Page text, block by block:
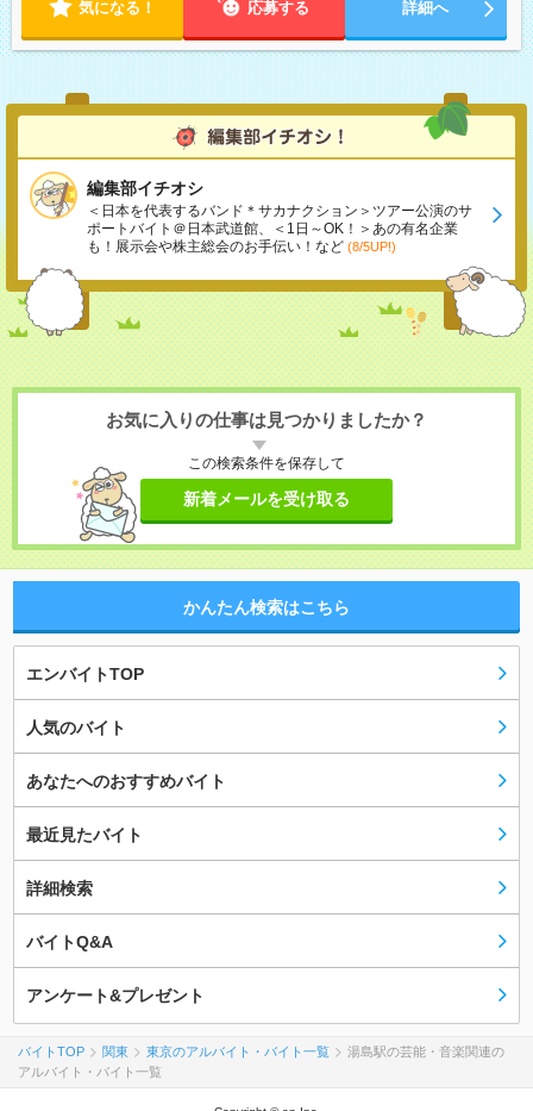
気になる！ 応募する 詳細へ
編集部イチオシ
＜日本を代表するバンド＊サカナクション＞ツアー公演のサ
ポートバイト＠日本武道館、＜1日～OK！＞あの有名企業
も！展示会や株主総会のお手伝い！など (8/5UP!)
お気に入りの仕事は見つかりましたか？
この検索条件を保存して
新着メールを受け取る
かんたん検索はこちら
エンバイトTOP
人気のバイト
あなたへのおすすめバイト
最近見たバイト
詳細検索
バイトQ&A
アンケート&プレゼント
バイトTOP 関東 東京のアルバイト・バイト一覧
湯島駅の芸能・音楽関連の
アルバイト・バイト一覧